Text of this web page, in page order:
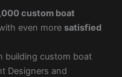
custom boat
even more satisfied
building custom boat
Designers and